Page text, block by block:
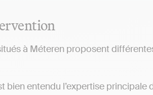
à Méteren proposent
bien entendu l’expertise